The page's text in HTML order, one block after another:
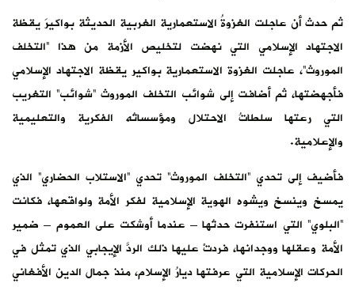
ثم حدث أن عاجلت الغزوةُ الاستعمارية الغربية الحديثة بواكيرَ يقظة
الاجتهاد الإسلامي التي نهضت لتخليص الأزمة من هذا “التخلف
الموروث”، عاجلت الغزوة الاستعمارية بواكير يقظة الاجتهاد الإسلامي
فأجهضتها، ثم أضافت إلى شوائب التخلف الموروث “شوائب” التغريب
التي رعتها سلطاتُ الاحتلال ومؤسساتُه الفكرية والتعليمية
والإعلامية.
فأضيف إلى تحدي “التخلف الموروث” تحدي “الاستلاب الحضاري” الذي
يمسخ وينسخ ويشوه الهوية الإسلامية لفكر الأمة ولواقعها، فكانت
“البلوي” التي استنفرت حدتُها – عندما أوشكت على العموم – ضمير
الأمة وعقلها ووجدانها، فردتْ عليها ذلك الردَّ الإيجابي الذي تمثل في
الحركات الإسلامية التي عرفتها ديارُ الإسلام، منذ جمال الدين الأفغاني